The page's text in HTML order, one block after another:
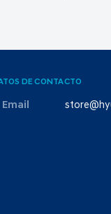
DE CONTACTO
Email